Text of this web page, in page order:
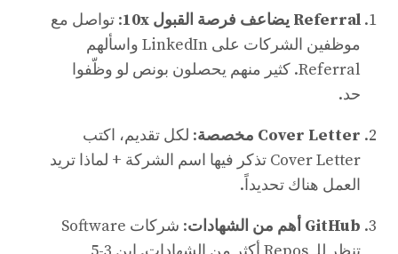
Referral يضاعف فرصة القبول 10x
: تواصل مع
موظفين الشركات على LinkedIn واسألهم
Referral. كثير منهم يحصلون بونص لو وظّفوا
حد.
Cover Letter مخصصة
: لكل تقديم، اكتب
Cover Letter تذكر فيها اسم الشركة + لماذا تريد
العمل هناك تحديداً.
GitHub أهم من الشهادات
: شركات Software